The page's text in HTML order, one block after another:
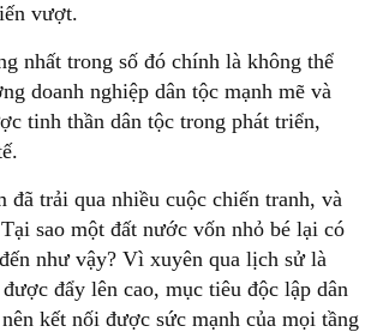
vượt.
nhất trong số đó chính là không thể
doanh nghiệp dân tộc mạnh mẽ và
tinh thần dân tộc trong phát triển,
đã trải qua nhiều cuộc chiến tranh, và
sao một đất nước vốn nhỏ bé lại có
như vậy? Vì xuyên qua lịch sử là
đẩy lên cao, mục tiêu độc lập dân
kết nối được sức mạnh của mọi tầng